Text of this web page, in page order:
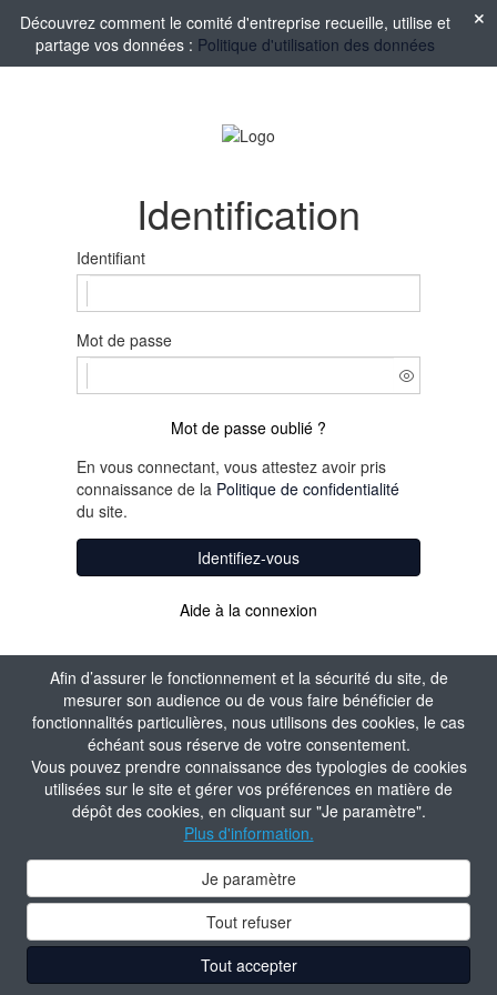
Afin d’assurer le fonctionnement et la sécurité du site, de
mesurer son audience ou de vous faire bénéficier de
fonctionnalités particulières, nous utilisons des cookies, le cas
échéant sous réserve de votre consentement.
Vous pouvez prendre connaissance des typologies de cookies
utilisées sur le site et gérer vos préférences en matière de
dépôt des cookies, en cliquant sur "Je paramètre".
Plus d'information.
Je paramètre
Tout refuser
Tout accepter
Découvrez comment le comité d'entreprise recueille, utilise et
partage vos données : Politique d'utilisation des données
Identification
Identifiant
Mot de passe
Mot de passe oublié ?
En vous connectant, vous attestez avoir pris
connaissance de la Politique de confidentialité
du site.
Identifiez-vous
Aide à la connexion